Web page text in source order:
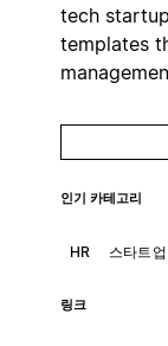
tech
templates
인기 카테고리
HR 스타트업
링크